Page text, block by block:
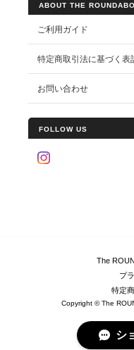
ABOUT THE
ご利用ガイド
特定商取引法に基づく表
お問い合わせ
FOLLOW US
The
プ
特定
Copyright © The
シ